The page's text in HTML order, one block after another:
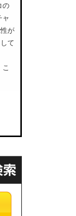
の
ャ
が
て